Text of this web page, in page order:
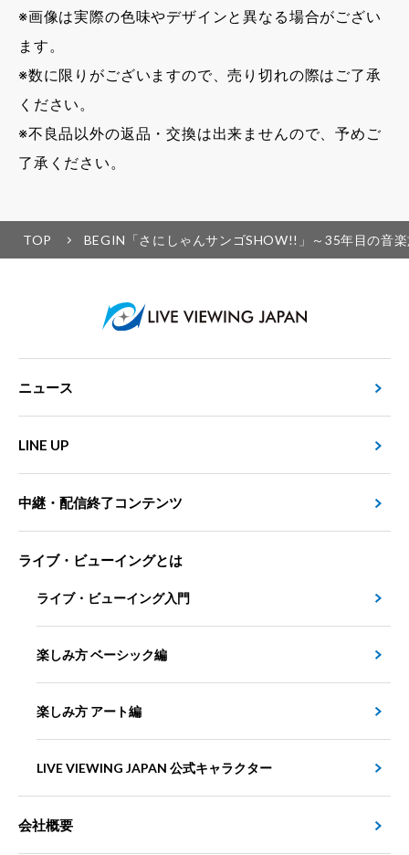
※画像は実際の色味やデザインと異なる場合がござい
ます。
※数に限りがございますので、売り切れの際はご了承
ください。
※不良品以外の返品・交換は出来ませんので、予めご
了承ください。
TOP BEGIN「さにしゃんサンゴSHOW!!」～35年目の音
ニュース
LINE UP
中継・配信終了コンテンツ
ライブ・ビューイングとは
ライブ・ビューイング入門
楽しみ方 ベーシック編
楽しみ方 アート編
LIVE VIEWING JAPAN 公式キャラクター
会社概要